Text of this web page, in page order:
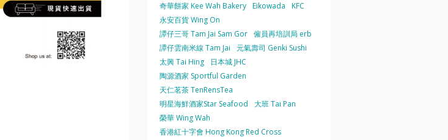
奇華餅家 Kee Wah Bakery Eikowada
KFC
永安百貨 Wing On
譚仔三哥 Tam Jai Sam Gor 僱員再培訓局 erb
譚仔雲南米線 Tam Jai
元氣壽司 Genki Sushi
太興 Tai Hing
日本城 JHC
陶源酒家 Sportful Garden
天仁茗茶 TenRensTea
明星海鮮酒家Star Seafood
大班 Tai Pan
榮華 Wing Wah
香港紅十字會 Hong Kong Red Cross